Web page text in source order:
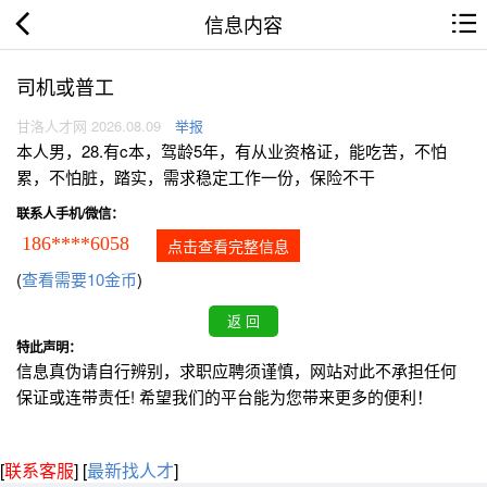
信息内容
司机或普工
甘洛人才网 2026.08.09 举报
本人男，28.有c本，驾龄5年，有从业资格证，能吃苦，不怕
累，不怕脏，踏实，需求稳定工作一份，保险不干
联系人手机/微信：
186****6058 点击查看完整信息
(查看需要10金币)
特此声明：
信息真伪请自行辨别，求职应聘须谨慎，网站对此不承担任何
保证或连带责任! 希望我们的平台能为您带来更多的便利！
[联系客服] [最新找人才]